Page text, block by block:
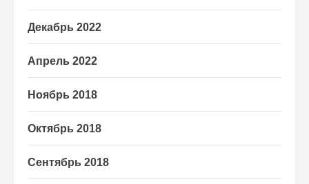
Декабрь 2022
Апрель 2022
Ноябрь 2018
Октябрь 2018
Сентябрь 2018